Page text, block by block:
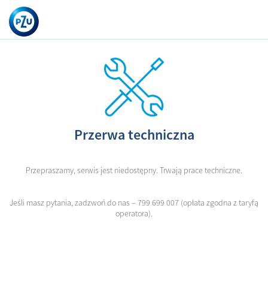
Przerwa techniczna
Przepraszamy, serwis jest niedostępny. Trwają prace techniczne.
Jeśli masz pytania, zadzwoń do nas – 799 699 007 (opłata zgodna z taryfą
operatora).